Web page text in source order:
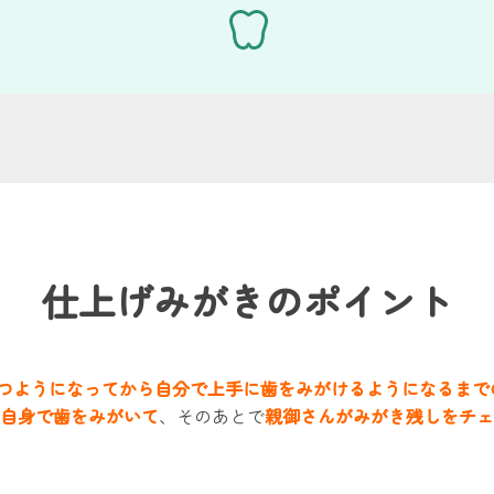
仕上げみがきのポイント
ようになってから自分で上手に歯をみがけるようになるま
身で歯をみがいて、そのあとで親御さんがみがき残しをチ